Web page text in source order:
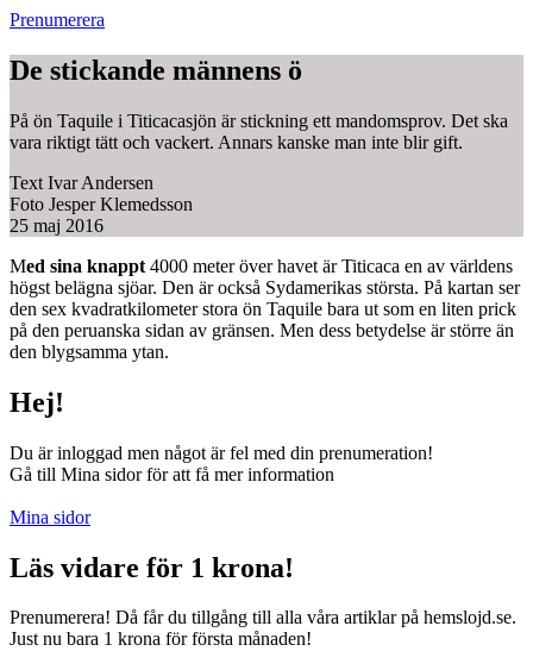
Prenumerera
De stickande männens ö
På ön Taquile i Titicacasjön är stickning ett mandomsprov. Det ska
vara riktigt tätt och vackert. Annars kanske man inte blir gift.
Text Ivar Andersen
Foto Jesper Klemedsson
25 maj 2016
Med sina knappt 4000 meter över havet är Titicaca en av världens
högst belägna sjöar. Den är också Sydamerikas största. På kartan ser
den sex kvadratkilometer stora ön Taquile bara ut som en liten prick
på den peruanska sidan av gränsen. Men dess betydelse är större än
den blygsamma ytan.
Hej!
Du är inloggad men något är fel med din prenumeration!
Gå till Mina sidor för att få mer information
Mina sidor
Läs vidare för 1 krona!
Prenumerera! Då får du tillgång till alla våra artiklar på hemslojd.se.
Just nu bara 1 krona för första månaden!